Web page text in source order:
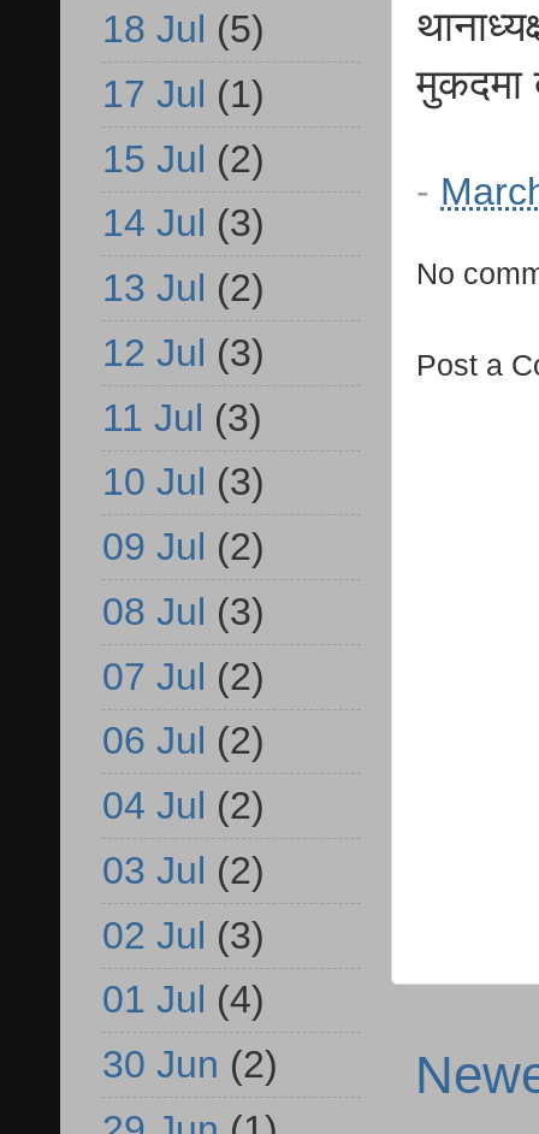
मुकदमा
-
No
Post a
18 Jul (5)
17 Jul (1)
15 Jul (2)
14 Jul (3)
13 Jul (2)
12 Jul (3)
11 Jul (3)
10 Jul (3)
09 Jul (2)
08 Jul (3)
07 Jul (2)
06 Jul (2)
04 Jul (2)
03 Jul (2)
02 Jul (3)
01 Jul (4)
30 Jun (2)